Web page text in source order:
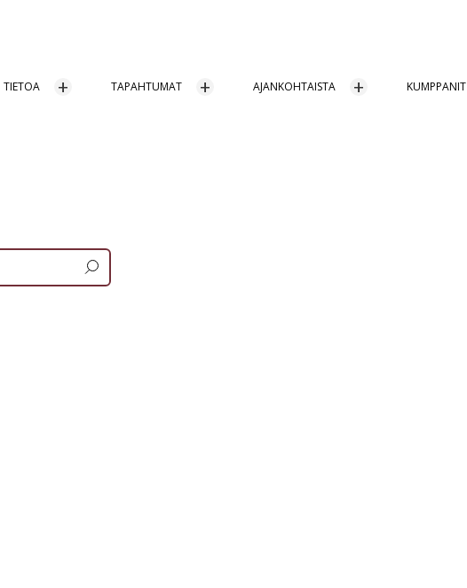
TIETOA TAPAHTUMAT AJANKOHTAISTA KUMPPANIT